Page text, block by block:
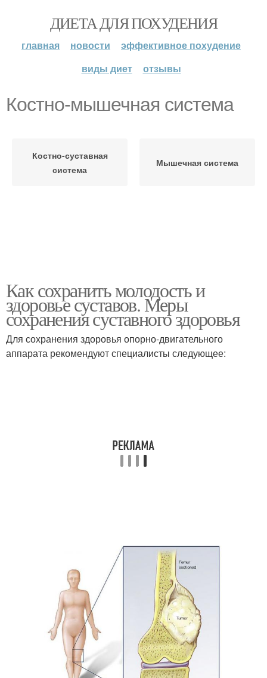
ДИЕТА ДЛЯ ПОХУДЕНИЯ
главная новости
эффективное похудение
виды диет
отзывы
Костно-мышечная система
Костно-суставная
система
Мышечная система
Как сохранить молодость и
здоровье суставов. Меры
сохранения суставного здоровья
Для сохранения здоровья опорно-двигательного
аппарата рекомендуют специалисты следующее: